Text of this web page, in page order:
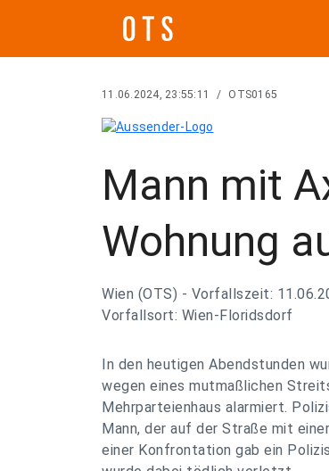
11.06.2024, 23:55:11 / OTS0165
Mann mit
Wohnung
Wien (OTS) - Vorfallszeit:
Vorfallsort: Wien-Floridsdorf
In den heutigen Abendstunden
wegen eines mutmaßlichen
Mehrparteienhaus alarmiert.
Mann, der auf der Straße mit
einer Konfrontation gab ein